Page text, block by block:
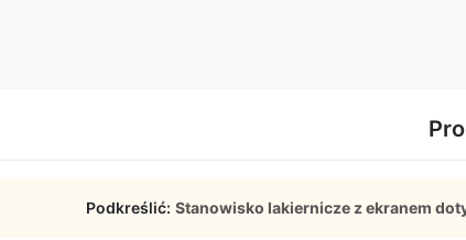
Podkreślić: Stanowisko lakiernicze z ekranem